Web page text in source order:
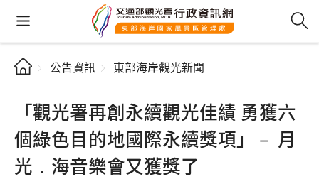
公告資訊 東部海岸觀光新聞
「觀光署再創永續觀光佳績 勇獲六
個綠色目的地國際永續獎項」－ 月
光．海音樂會又獲獎了